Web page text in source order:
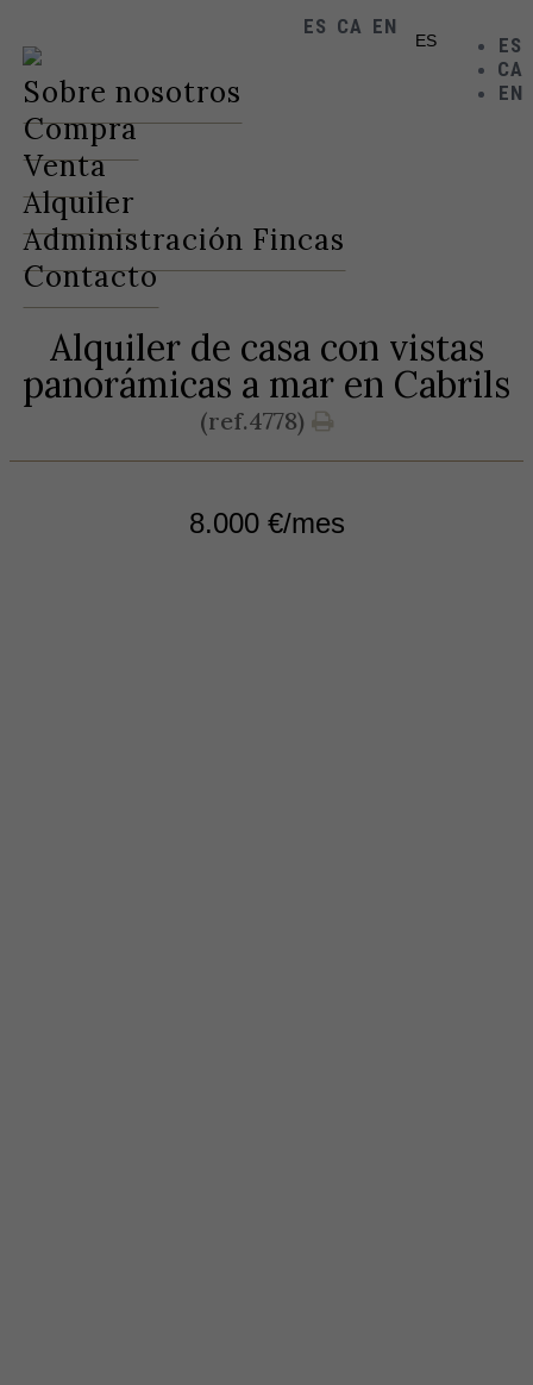
ES
ES
CA
EN
ES CA EN
Toggle
navigation
Sobre nosotros
Compra
Venta
Alquiler
Administración Fincas
Contacto
Alquiler de casa con vistas
panorámicas a mar en Cabrils
(ref.4778)
8.000 €/mes